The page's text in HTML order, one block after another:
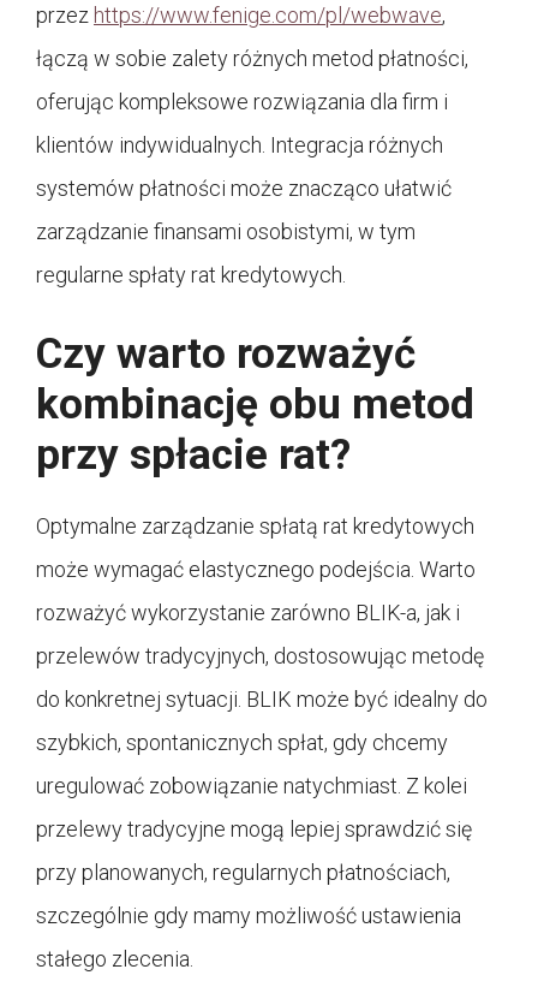
przez https://www.fenige.com/pl/webwave,
łączą w sobie zalety różnych metod płatności,
oferując kompleksowe rozwiązania dla firm i
klientów indywidualnych. Integracja różnych
systemów płatności może znacząco ułatwić
zarządzanie finansami osobistymi, w tym
regularne spłaty rat kredytowych.
Czy warto rozważyć
kombinację obu metod
przy spłacie rat?
Optymalne zarządzanie spłatą rat kredytowych
może wymagać elastycznego podejścia. Warto
rozważyć wykorzystanie zarówno BLIK-a, jak i
przelewów tradycyjnych, dostosowując metodę
do konkretnej sytuacji. BLIK może być idealny do
szybkich, spontanicznych spłat, gdy chcemy
uregulować zobowiązanie natychmiast. Z kolei
przelewy tradycyjne mogą lepiej sprawdzić się
przy planowanych, regularnych płatnościach,
szczególnie gdy mamy możliwość ustawienia
stałego zlecenia.